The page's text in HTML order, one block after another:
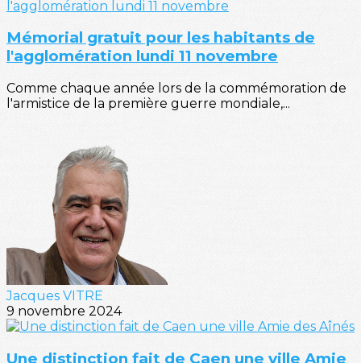
Mémorial gratuit pour les habitants de
l'agglomération lundi 11 novembre
Comme chaque année lors de la commémoration de
l'armistice de la première guerre mondiale,...
Jacques VITRE
9 novembre 2024
Une distinction fait de Caen une ville Amie